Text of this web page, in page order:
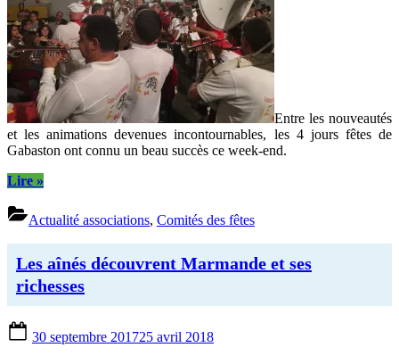
Entre les nouveautés
et les animations devenues incontournables, les 4 jours fêtes de
Gabaston ont connu un beau succès ce week-end.
Lire“Un
week-
end
sportif,
gastronomique
et
festif
!”
»
Actualité associations, Comités des fêtes
Les aînés découvrent Marmande et ses
richesses
on
30 septembre 201725 avril 2018